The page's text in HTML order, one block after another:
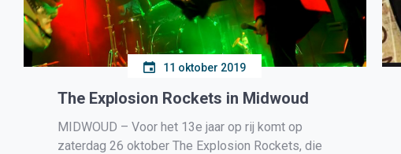
11 oktober 2019
The Explosion Rockets in Midwoud
MIDWOUD – Voor het 13e jaar op rij komt op
zaterdag 26 oktober The Explosion Rockets, die